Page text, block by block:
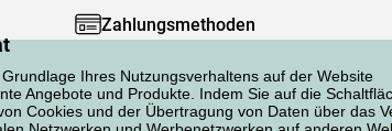
Ihres Nutzungsverhaltens auf der Website
Angebote und Produkte. Indem Sie auf die
Cookies und der Übertragung von Daten über das
Zahlungsmethoden